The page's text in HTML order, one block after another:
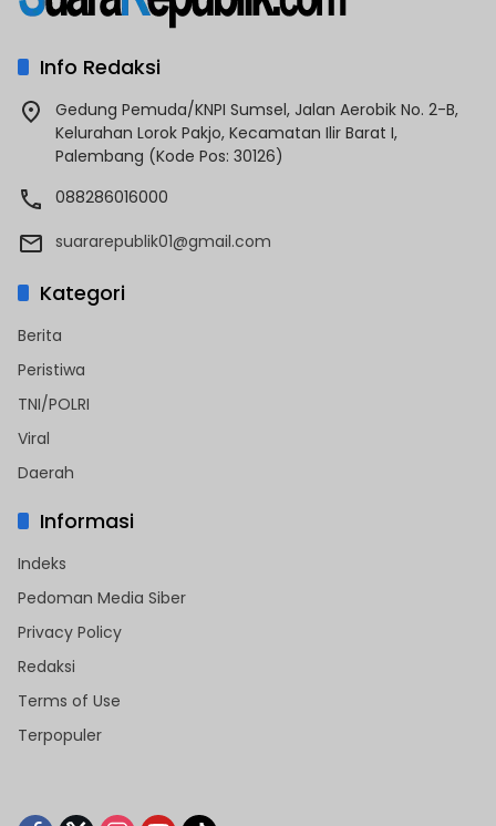
Info Redaksi
Gedung Pemuda/KNPI Sumsel, Jalan Aerobik No. 2-B,
Kelurahan Lorok Pakjo, Kecamatan Ilir Barat I,
Palembang (Kode Pos: 30126)
088286016000
suararepublik01@gmail.com
Kategori
Berita
Peristiwa
TNI/POLRI
Viral
Daerah
Informasi
Indeks
Pedoman Media Siber
Privacy Policy
Redaksi
Terms of Use
Terpopuler